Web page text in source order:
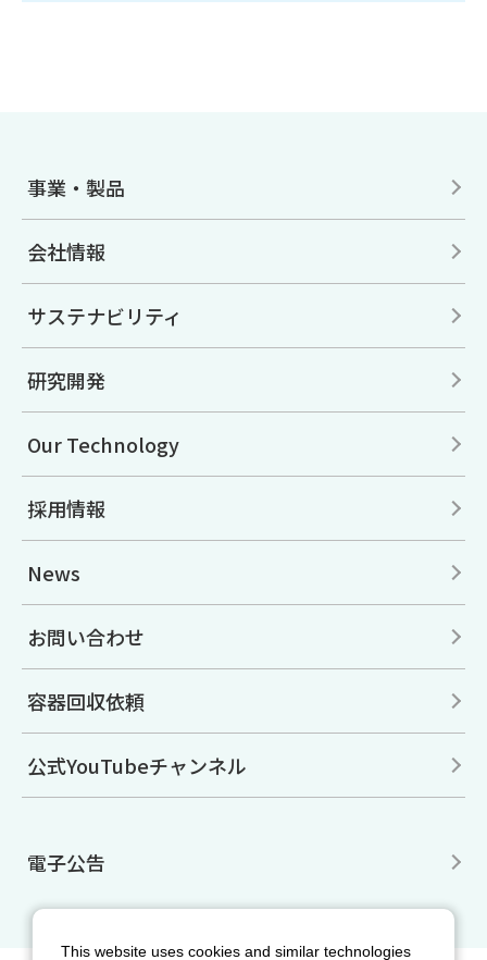
事業・製品
会社情報
サステナビリティ
研究開発
Our Technology
採用情報
News
お問い合わせ
容器回収依頼
公式YouTubeチャンネル
電子公告
This website uses cookies and similar technologies